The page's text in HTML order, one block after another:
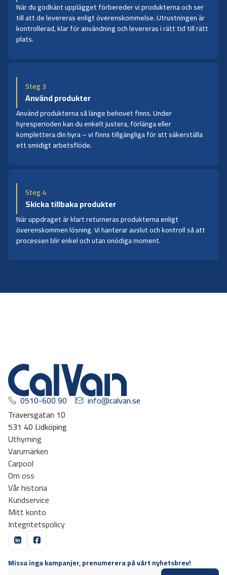
När du godkänt upplägget förbereder vi produkterna och ser
till att de levereras enligt överenskommelse. Utrustningen är
kontrollerad, klar för användning och levereras i rätt tid till rätt
plats.
Steg 3
Använd produkter
Använd produkterna så länge behovet finns. Under
hyresperioden kan du enkelt justera, förlänga eller
komplettera din hyra – vi finns tillgängliga för att säkerställa
ett smidigt arbetsflöde.
Steg 4
Skicka tillbaka produkter
När uppdraget är klart returneras produkterna enligt
överenskommen lösning. Vi hanterar avslut och kontroll så att
processen blir enkel och utan onödiga moment.
0510-600 90
info@calvan.se
Traversgatan 10
531 40 Lidköping
Uthyrning
Varumärken
Carpool
Om oss
Vår historia
Kundservice
Mitt konto
Integritetspolicy
Missa inga kampanjer, prenumerera på vårt nyhetsbrev!